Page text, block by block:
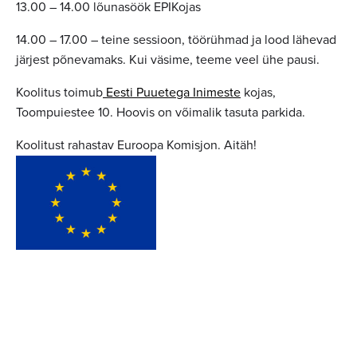
13.00 – 14.00 lõunasöök EPIKojas
14.00 – 17.00 – teine sessioon, töörühmad ja lood lähevad
järjest põnevamaks. Kui väsime, teeme veel ühe pausi.
Koolitus toimub Eesti Puuetega Inimeste kojas,
Toompuiestee 10. Hoovis on võimalik tasuta parkida.
Koolitust rahastav Euroopa Komisjon. Aitäh!